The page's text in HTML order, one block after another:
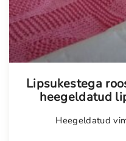
Lipsukestega
heegeldatud
Heegeldatud